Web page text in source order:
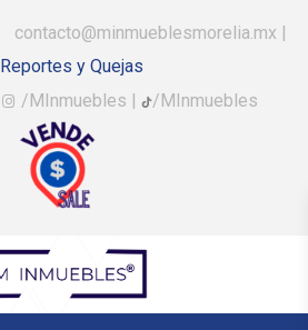
contacto@minmueblesmorelia.mx |
Reportes y Quejas
/MInmuebles | /MInmuebles